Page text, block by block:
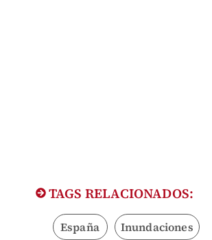
TAGS RELACIONADOS:
España Inundaciones